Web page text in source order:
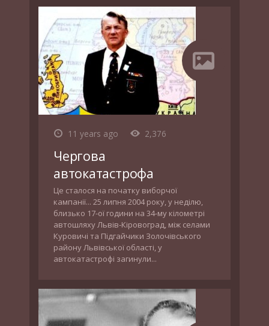
11 years ago 2,376
Чергова
автокатастрофа
Це сталося на початку виборчої
кампанії... 25 липня 2004 року, у неділю,
близько 17-ої години на 34-му кілометрі
автошляху Львів-Кіровоград, між селами
Куровичі та Підгайчики Золочівського
району Львівської області, у
автокатастрофі загинули...